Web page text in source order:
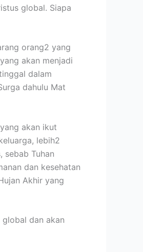
global. Siapa
orang2 yang
akan menjadi
dalam
dahulu Mat
akan ikut
lebih2
sebab Tuhan
dan kesehatan
Akhir yang
dan akan